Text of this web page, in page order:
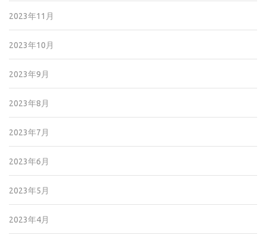
2023年11月
2023年10月
2023年9月
2023年8月
2023年7月
2023年6月
2023年5月
2023年4月